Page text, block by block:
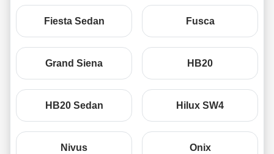
Fiesta Sedan Fusca
Grand Siena HB20
HB20 Sedan Hilux SW4
Nivus Onix